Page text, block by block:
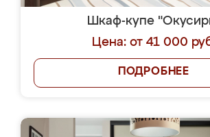
Шкаф-купе
Цена: от 41 000
ПОДРОБНЕЕ